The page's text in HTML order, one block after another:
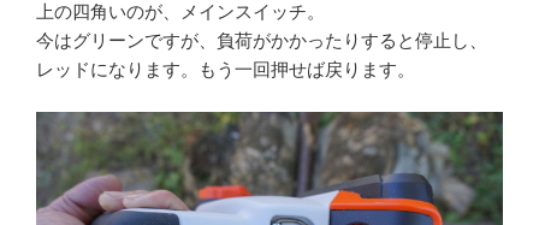
上の四角いのが、メインスイッチ。
今はグリーンですが、負荷がかかったりすると停止し、
レッドになります。もう一回押せば戻ります。